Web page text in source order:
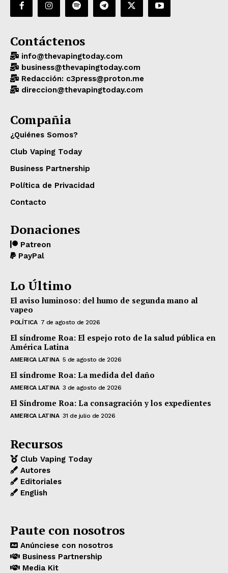
Contáctenos
info@thevapingtoday.com
business@thevapingtoday.com
Redacción: c3press@proton.me
direccion@thevapingtoday.com
Compañia
¿Quiénes Somos?
Club Vaping Today
Business Partnership
Política de Privacidad
Contacto
Donaciones
Patreon
PayPal
Lo Último
El aviso luminoso: del humo de segunda mano al
vapeo
POLÍTICA 7 de agosto de 2026
El síndrome Roa: El espejo roto de la salud pública en
América Latina
AMERICA LATINA 5 de agosto de 2026
El síndrome Roa: La medida del daño
AMERICA LATINA 3 de agosto de 2026
El Síndrome Roa: La consagración y los expedientes
AMERICA LATINA 31 de julio de 2026
Recursos
Club Vaping Today
Autores
Editoriales
English
Paute con nosotros
Anúnciese con nosotros
Business Partnership
Media Kit